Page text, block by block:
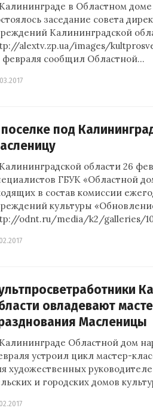
в Областном
заседание совета
Калининградской
alextv.zp.ua/images/
февраля сообщил Областной…
под
области 26
ГБУК «Областной
в состав комиссии
культуры
odnt.ru/media/k2/galleries/
овладевают
Масленицы
Областной дом
устроил цикл мастер-
художественных
и городских домов